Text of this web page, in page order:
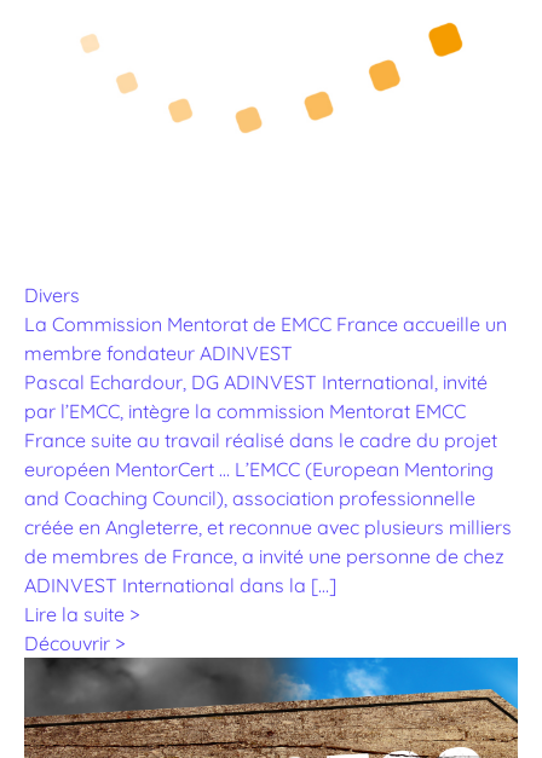
Divers
La Commission Mentorat de EMCC France accueille un
membre fondateur ADINVEST
Pascal Echardour, DG ADINVEST International, invité
par l’EMCC, intègre la commission Mentorat EMCC
France suite au travail réalisé dans le cadre du projet
européen MentorCert … L’EMCC (European Mentoring
and Coaching Council), association professionnelle
créée en Angleterre, et reconnue avec plusieurs milliers
de membres de France, a invité une personne de chez
ADINVEST International dans la […]
Lire la suite >
Découvrir >